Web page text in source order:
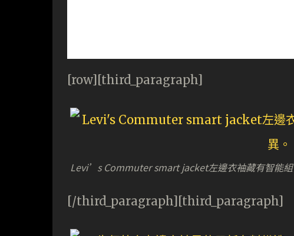
[row][third_paragraph]
Levi’s Commuter smart jacket左邊衣袖藏有智能組
[/third_paragraph][third_paragraph]